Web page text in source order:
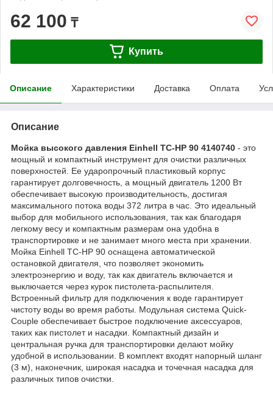
62 100 ₸
Купить
Описание Характеристики Доставка Оплата
Описание
Мойка высокого давления Einhell TC-HP 90 4140740 - это
мощный и компактный инструмент для очистки различных
поверхностей. Ее ударопрочный пластиковый корпус
гарантирует долговечность, а мощный двигатель 1200 Вт
обеспечивает высокую производительность, достигая
максимального потока воды 372 литра в час. Это идеальный
выбор для мобильного использования, так как благодаря
легкому весу и компактным размерам она удобна в
транспортировке и не занимает много места при хранении.
Мойка Einhell TC-HP 90 оснащена автоматической
остановкой двигателя, что позволяет экономить
электроэнергию и воду, так как двигатель включается и
выключается через курок пистолета-распылителя.
Встроенный фильтр для подключения к воде гарантирует
чистоту воды во время работы. Модульная система Quick-
Couple обеспечивает быстрое подключение аксессуаров,
таких как пистолет и насадки. Компактный дизайн и
центральная ручка для транспортировки делают мойку
удобной в использовании. В комплект входят напорный шланг
(3 м), наконечник, широкая насадка и точечная насадка для
различных типов очистки.